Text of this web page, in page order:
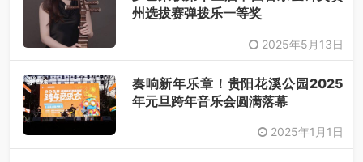
州选拔赛弹拨乐一等奖​
2025年5月13日
奏响新年乐章！贵阳花溪公园2025
年元旦跨年音乐会圆满落幕
2025年1月1日